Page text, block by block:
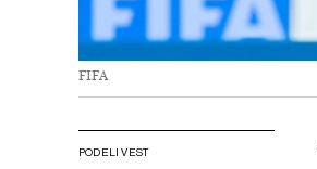
FIFA
PODELI VEST